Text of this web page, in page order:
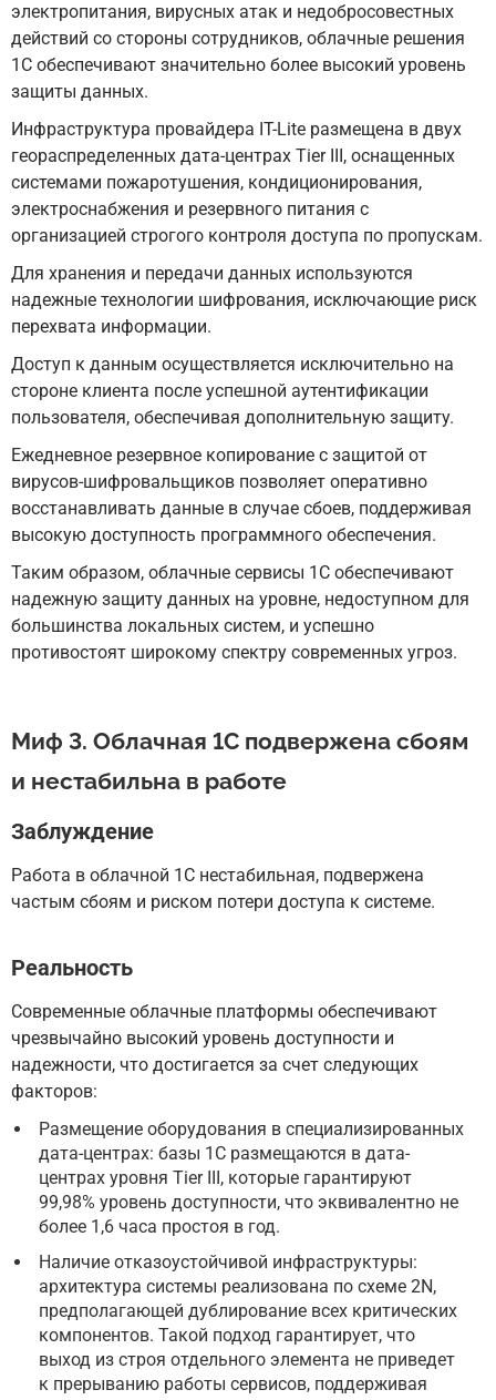
электропитания, вирусных атак и недобросовестных
действий со стороны сотрудников, облачные решения
1С обеспечивают значительно более высокий уровень
защиты данных.
Инфраструктура провайдера IT-Lite размещена в двух
геораспределенных дата-центрах Tier III, оснащенных
системами пожаротушения, кондиционирования,
электроснабжения и резервного питания с
организацией строгого контроля доступа по пропускам.
Для хранения и передачи данных используются
надежные технологии шифрования, исключающие риск
перехвата информации.
Доступ к данным осуществляется исключительно на
стороне клиента после успешной аутентификации
пользователя, обеспечивая дополнительную защиту.
Ежедневное резервное копирование с защитой от
вирусов-шифровальщиков позволяет оперативно
восстанавливать данные в случае сбоев, поддерживая
высокую доступность программного обеспечения.
Таким образом, облачные сервисы 1С обеспечивают
надежную защиту данных на уровне, недоступном для
большинства локальных систем, и успешно
противостоят широкому спектру современных угроз.
Миф 3. Облачная 1С подвержена сбоям
и нестабильна в работе
Заблуждение
Работа в облачной 1С нестабильная, подвержена
частым сбоям и риском потери доступа к системе.
Реальность
Современные облачные платформы обеспечивают
чрезвычайно высокий уровень доступности и
надежности, что достигается за счет следующих
факторов:
Размещение оборудования в специализированных
дата-центрах: базы 1С размещаются в дата-
центрах уровня Tier III, которые гарантируют
99,98% уровень доступности, что эквивалентно не
более 1,6 часа простоя в год.
Наличие отказоустойчивой инфраструктуры:
архитектура системы реализована по схеме 2N,
предполагающей дублирование всех критических
компонентов. Такой подход гарантирует, что
выход из строя отдельного элемента не приведет
к прерыванию работы сервисов, поддерживая